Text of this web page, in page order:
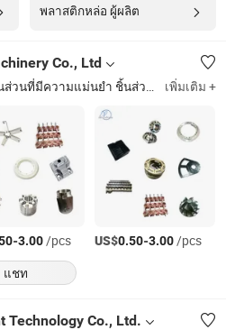
พลาสติกหล่อ ผู้ผลิต
Co., Ltd
หะ การกลึงกลไก อุปกรณ์เซมิคอนดักเตอร์ การกลึงด้วย CNC ชิ้นส่วนอวกาศ เพิ่มเติม +
-3.00/pcs US$0.50-3.00/pcs
แชท
Technology Co., Ltd.